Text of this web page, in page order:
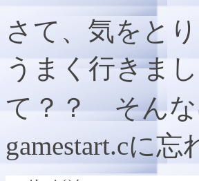
さて、気をと
うまく行きま
て？？ そん
gamestart.cに